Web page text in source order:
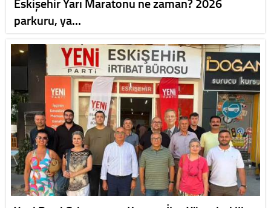
parkuru, ya…